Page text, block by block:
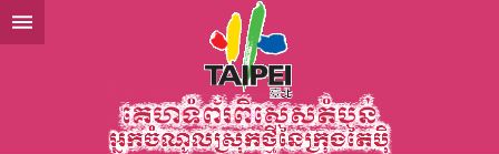
ទៅកាន់មាតិកាប្លុកមាតិកាសំខាន់